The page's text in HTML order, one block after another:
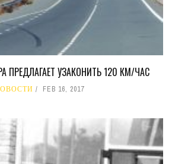
ПРЕДЛАГАЕТ УЗАКОНИТЬ 120 КМ/ЧАС
FEB 16, 2017